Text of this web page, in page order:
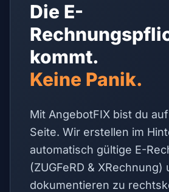
Die E-
kommt.
Keine Panik.
Mit AngebotFIX bist du
Seite. Wir erstellen im
automatisch gültige E-
(ZUGFeRD & XRechnung)
dokumentieren zu